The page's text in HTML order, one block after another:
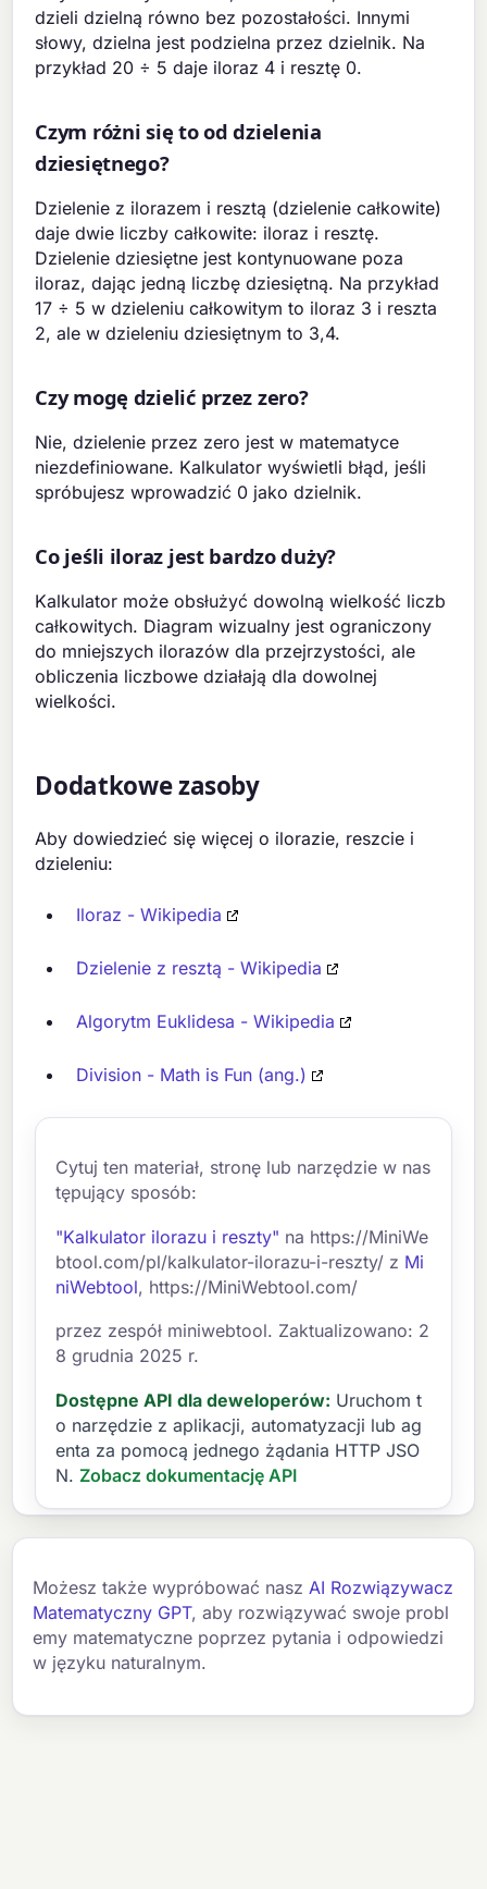
dzieli dzielną równo bez pozostałości. Innymi
słowy, dzielna jest podzielna przez dzielnik. Na
przykład 20 ÷ 5 daje iloraz 4 i resztę 0.
Czym różni się to od dzielenia
dziesiętnego?
Dzielenie z ilorazem i resztą (dzielenie całkowite)
daje dwie liczby całkowite: iloraz i resztę.
Dzielenie dziesiętne jest kontynuowane poza
iloraz, dając jedną liczbę dziesiętną. Na przykład
17 ÷ 5 w dzieleniu całkowitym to iloraz 3 i reszta
2, ale w dzieleniu dziesiętnym to 3,4.
Czy mogę dzielić przez zero?
Nie, dzielenie przez zero jest w matematyce
niezdefiniowane. Kalkulator wyświetli błąd, jeśli
spróbujesz wprowadzić 0 jako dzielnik.
Co jeśli iloraz jest bardzo duży?
Kalkulator może obsłużyć dowolną wielkość liczb
całkowitych. Diagram wizualny jest ograniczony
do mniejszych ilorazów dla przejrzystości, ale
obliczenia liczbowe działają dla dowolnej
wielkości.
Dodatkowe zasoby
Aby dowiedzieć się więcej o ilorazie, reszcie i
dzieleniu:
Iloraz - Wikipedia
Dzielenie z resztą - Wikipedia
Algorytm Euklidesa - Wikipedia
Division - Math is Fun (ang.)
Cytuj ten materiał, stronę lub narzędzie w nas
tępujący sposób:
"Kalkulator ilorazu i reszty" na https://MiniWe
btool.com/pl/kalkulator-ilorazu-i-reszty/ z Mi
niWebtool, https://MiniWebtool.com/
przez zespół miniwebtool. Zaktualizowano: 2
8 grudnia 2025 r.
Dostępne API dla deweloperów: Uruchom t
o narzędzie z aplikacji, automatyzacji lub ag
enta za pomocą jednego żądania HTTP JSO
N. Zobacz dokumentację API
Możesz także wypróbować naszAI Rozwiązywacz
Matematyczny GPT, aby rozwiązywać swoje probl
emy matematyczne poprzez pytania i odpowiedzi
w języku naturalnym.